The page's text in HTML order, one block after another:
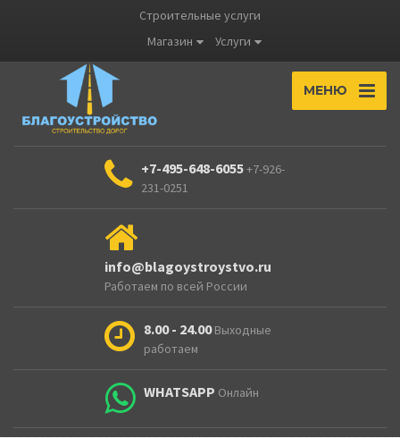
Строительные услуги
Магазин
Услуги
МЕНЮ
+7-495-648-6055+7-926-
231-0251
info@blagoystroystvo.ru
Работаем по всей России
8.00 - 24.00 Выходные
работаем
WHATSAPP Онлайн